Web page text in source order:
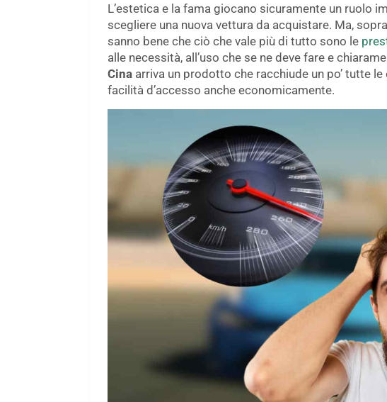
L’estetica e la fama giocano sicuramente un ruolo
scegliere una nuova vettura da acquistare. Ma,
sanno bene che ciò che vale più di tutto sono le
alle necessità, all’uso che se ne deve fare e
Cina arriva un prodotto che racchiude un po’ tutte
facilità d’accesso anche economicamente.